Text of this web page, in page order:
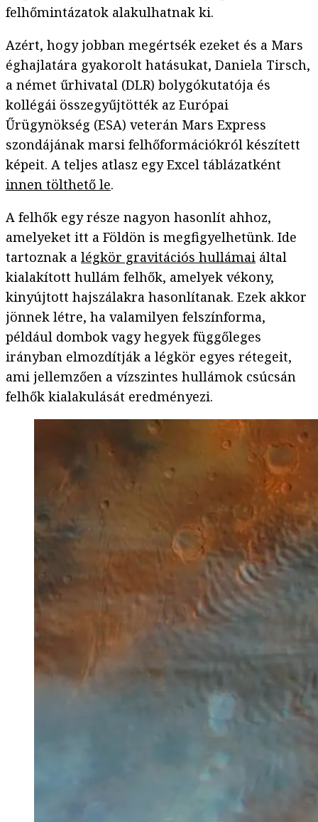
felhőmintázatok alakulhatnak ki.
Azért, hogy jobban megértsék ezeket és a Mars
éghajlatára gyakorolt hatásukat, Daniela Tirsch,
a német űrhivatal (DLR) bolygókutatója és
kollégái összegyűjtötték az Európai
Űrügynökség (ESA) veterán Mars Express
szondájának marsi felhőformációkról készített
képeit. A teljes atlasz egy Excel táblázatként
innen tölthető le.
A felhők egy része nagyon hasonlít ahhoz,
amelyeket itt a Földön is megfigyelhetünk. Ide
tartoznak a légkör gravitációs hullámai által
kialakított hullám felhők, amelyek vékony,
kinyújtott hajszálakra hasonlítanak. Ezek akkor
jönnek létre, ha valamilyen felszínforma,
például dombok vagy hegyek függőleges
irányban elmozdítják a légkör egyes rétegeit,
ami jellemzően a vízszintes hullámok csúcsán
felhők kialakulását eredményezi.